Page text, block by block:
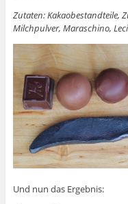
Zutaten: Kakaobestandteile,
Milchpulver, Maraschino,
Und nun das Ergebnis: